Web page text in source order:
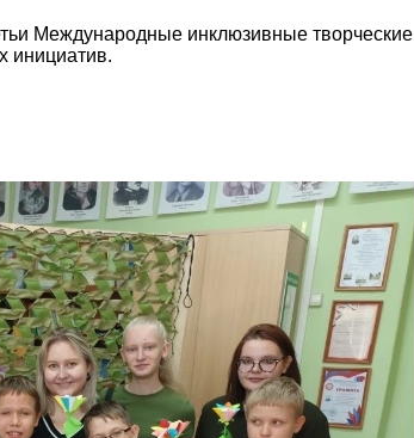
Международные инклюзивные творческие
инициатив.